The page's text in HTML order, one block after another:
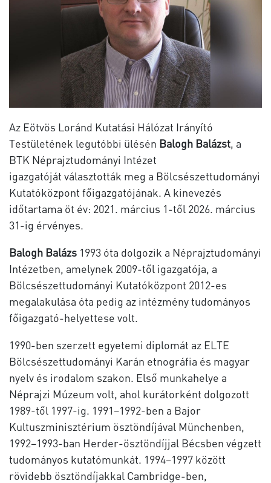
Az Eötvös Loránd Kutatási Hálózat Irányító
Testületének legutóbbi ülésén Balogh Balázst, a
BTK Néprajztudományi Intézet
igazgatóját választották meg a Bölcsészettudományi
Kutatóközpont főigazgatójának. A kinevezés
időtartama öt év: 2021. március 1-től 2026. március
31-ig érvényes.
Balogh Balázs 1993 óta dolgozik a Néprajztudományi
Intézetben, amelynek 2009-től igazgatója, a
Bölcsészettudományi Kutatóközpont 2012-es
megalakulása óta pedig az intézmény tudományos
főigazgató-helyettese volt.
1990-ben szerzett egyetemi diplomát az ELTE
Bölcsészettudományi Karán etnográfia és magyar
nyelv és irodalom szakon. Első munkahelye a
Néprajzi Múzeum volt, ahol kurátorként dolgozott
1989-től 1997-ig. 1991–1992-ben a Bajor
Kultuszminisztérium ösztöndíjával Münchenben,
1992–1993-ban Herder-ösztöndíjjal Bécsben végzett
tudományos kutatómunkát. 1994–1997 között
rövidebb ösztöndíjakkal Cambridge-ben,